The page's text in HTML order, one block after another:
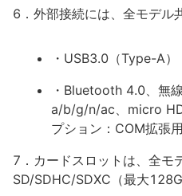
6．外部接続には、全モデル
・USB3.0（Type-A）
・Bluetooth 4.0、無
a/b/g/n/ac、micro
プション：COM拡張
7．カードスロットは、全モ
SD/SDHC/SDXC（最大